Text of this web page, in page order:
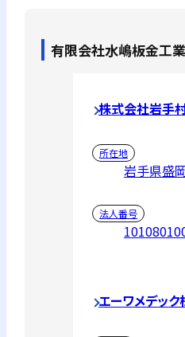
有限会社水嶋板金工
株式会社岩手
所在地
岩手県盛
法人番号
エーワメデッ